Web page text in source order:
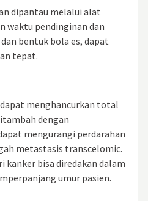
dipantau melalui alat
waktu pendinginan dan
bentuk bola es, dapat
tepat.
menghancurkan total
dengan
mengurangi perdarahan
metastasis transcelomic.
kanker bisa diredakan dalam
umur pasien.